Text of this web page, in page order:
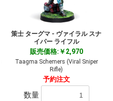
策士 ターグマ - ヴァイラル スナ
イパー ライフル
販売価格:￥2,970
Taagma Schemers (Viral Sniper
Rifle)
予約注文
数量